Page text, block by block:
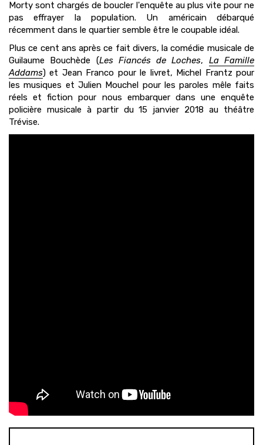
Morty sont chargés de boucler l'enquête au plus vite pour ne
pas effrayer la population. Un américain débarqué
récemment dans le quartier semble être le coupable idéal.
Plus ce cent ans après ce fait divers, la comédie musicale de
Guilaume Bouchède (Les Fiancés de Loches, La Famille
Addams) et Jean Franco pour le livret, Michel Frantz pour
les musiques et Julien Mouchel pour les paroles mêle faits
réels et fiction pour nous embarquer dans une enquête
policière musicale à partir du 15 janvier 2018 au théâtre
Trévise.